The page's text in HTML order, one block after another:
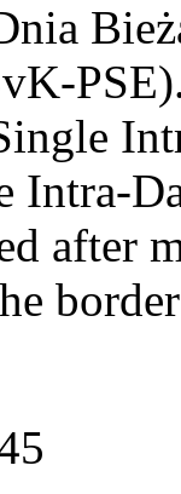
Intra-
after